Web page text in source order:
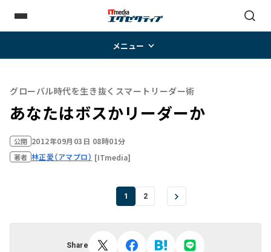
メニュー
グローバル時代を生き抜くスマートリーダー術
あなたはボスかリーダーか
公開 2012年09月03日 08時01分
著者 林正愛（アマプロ） [ITmedia]
1 2
Share